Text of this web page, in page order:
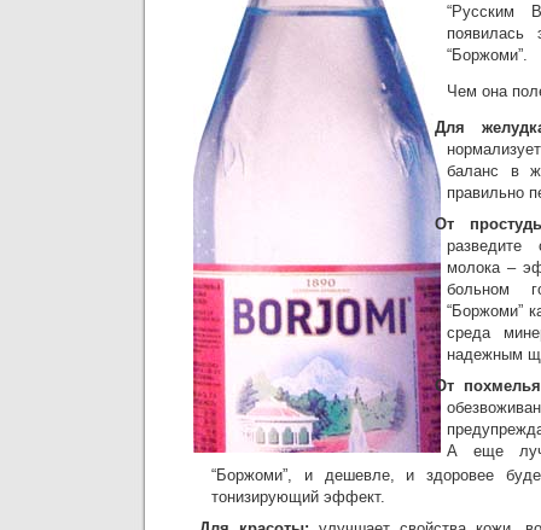
“Русским
появилась
“Боржоми”.
Чем она
Для
баланс в
правильно
От
разведите
молока –
больном
“Боржоми”
среда
надежным
От
А еще
“Боржоми”, и дешевле, и здоровее
тонизирующий эффект.